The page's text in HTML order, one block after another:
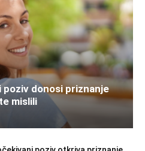
poziv donosi priznanje
mislili